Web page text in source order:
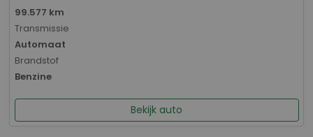
99.577 km
Transmissie
Automaat
Brandstof
Benzine
Bekijk auto